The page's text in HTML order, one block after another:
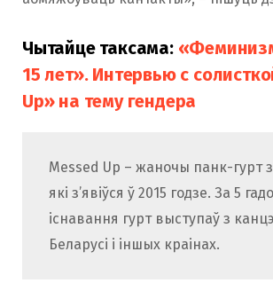
Чытайце таксама:
15 лет». Интервью с
Up» на тему гендера
Messed Up – жаночы панк-гурт
які з’явіўся ў 2015 годзе. За 5
існавання гурт выступаў з
Беларусі і іншых краінах.